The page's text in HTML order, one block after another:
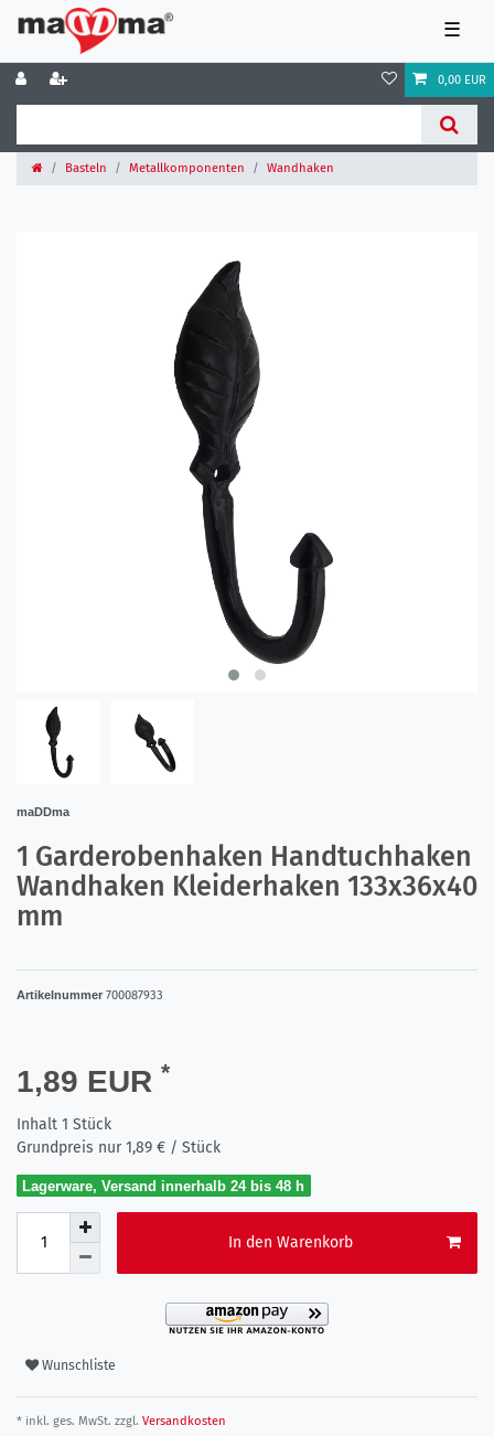
☰
0,00 EUR
Basteln Metallkomponenten Wandhaken
maDDma
1 Garderobenhaken Handtuchhaken
Wandhaken Kleiderhaken 133x36x40
mm
Artikelnummer 700087933
1,89 EUR *
Inhalt 1 Stück
Grundpreis nur1,89 € / Stück
Lagerware, Versand innerhalb 24 bis 48 h
In den Warenkorb
Wunschliste
* inkl. ges. MwSt. zzgl. Versandkosten